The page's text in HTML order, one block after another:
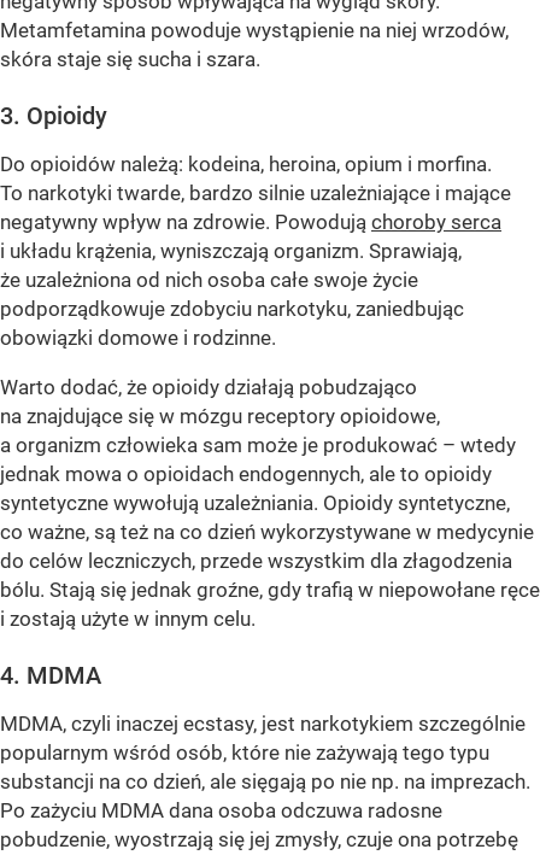
Metamfetamina powoduje wystąpienie na niej wrzodów,
skóra staje się sucha i szara.
3. Opioidy
Do opioidów należą: kodeina, heroina, opium i morfina.
To narkotyki twarde, bardzo silnie uzależniające i mające
negatywny wpływ na zdrowie. Powodują choroby serca
i układu krążenia, wyniszczają organizm. Sprawiają,
że uzależniona od nich osoba całe swoje życie
podporządkowuje zdobyciu narkotyku, zaniedbując
obowiązki domowe i rodzinne.
Warto dodać, że opioidy działają pobudzająco
na znajdujące się w mózgu receptory opioidowe,
a organizm człowieka sam może je produkować – wtedy
jednak mowa o opioidach endogennych, ale to opioidy
syntetyczne wywołują uzależniania. Opioidy syntetyczne,
co ważne, są też na co dzień wykorzystywane w medycynie
do celów leczniczych, przede wszystkim dla złagodzenia
bólu. Stają się jednak groźne, gdy trafią w niepowołane ręce
i zostają użyte w innym celu.
4. MDMA
MDMA, czyli inaczej ecstasy, jest narkotykiem szczególnie
popularnym wśród osób, które nie zażywają tego typu
substancji na co dzień, ale sięgają po nie np. na imprezach.
Po zażyciu MDMA dana osoba odczuwa radosne
pobudzenie, wyostrzają się jej zmysły, czuje ona potrzebę